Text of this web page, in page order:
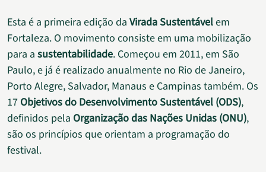
Esta é a primeira edição da Virada Sustentávelem
Fortaleza. O movimento consiste em uma mobilização
para a sustentabilidade. Começou em 2011, em São
Paulo, e já é realizado anualmente no Rio de Janeiro,
Porto Alegre, Salvador, Manaus e Campinas também. Os
17 Objetivos do Desenvolvimento Sustentável (ODS),
definidos pela Organização das Nações Unidas (ONU),
são os princípios que orientam a programação do
festival.